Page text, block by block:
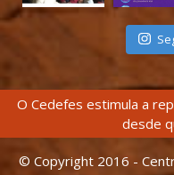
O Cedefes estimula a
desde
© Copyright 2016 -